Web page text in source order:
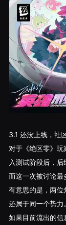
3.1 还没上线，社
对于《绝区零》
入测试阶段后，后
而这一次被讨论最
有意思的是，两位
还属于同一个势力。
如果目前流出的